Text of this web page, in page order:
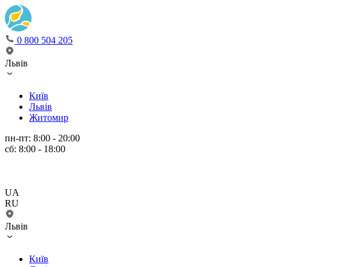
0 800 504 205
Львів
Київ
Львів
Житомир
пн-пт: 8:00 - 20:00
сб: 8:00 - 18:00
UA
RU
Львів
Київ